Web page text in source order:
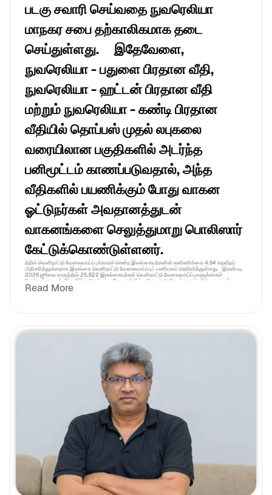
படகு சவாரி செய்வதை நுவரெலியா
மாநகர சபை தற்காலிகமாக தடை
செய்துள்ளது.     இதேவேளை,
நுவரெலியா - பதுளை பிரதான வீதி,
நுவரெலியா - ஹட்டன் பிரதான வீதி
மற்றும் நுவரெலியா - கண்டி பிரதான
வீதியில் தொப்பஸ் முதல் லபுகலை
வரையிலான பகுதிகளில் அடர்ந்த
பனிமூட்டம் காணப்படுவதால், அந்த
வீதிகளில் பயணிக்கும் போது வாகன
ஓட்டுநர்கள் அவதானத்துடன்
வாகனங்களை செலுத்துமாறு பொலிஸார்
கேட்டுக்கொண்டுள்ளனர்.
த்தில் வெளிநாட்டு வேலைவாய்ப்புக்காகச் சென்ற இலங்கையர்களின் எண்ணிக்கை 4.84 சதவீதம்
அதிகரித்துள்ளதாக இலங்கை வெளிநாட்டு வேலைவாய்ப்புப் பணியகம் தெரிவித்துள்ளது.   இதன்படி,
2026 ஜூலை மாதத்தில் 25,622 இலங்கையர்கள் வெளிநாட்டு வேலைவாய்ப்புகளுக்காகச்
சென்றுள்ளதுடன், இது இந்த ஆண்டில் ஒரே மாதத்தில் பதிவான அதிகபட்ச எண்ணிக்கையாகக்
கருதப்படுகிறது. ஜூன் மாதத்தில் 24,440 பேர் வெளிநாட்டு வேலைவாய்ப்புகளுக்காகச்
சென்றிருந்தனர்.   இஸ்ரேல், தென் கொரியா மற்றும் ஜப்பான் ஆகிய நாடுகளுடன் அரசாங்கம் எட்டியுள்ள
இலங்கை வெளிநாட்டு வேலைவாய்ப்புப் பணியகத்தில் வைத்து விமான பயணச்சீட்டுகள் வழங்கி
புலம்பெயர் தொழிலாளர்களால் 4.6 பில்லியன் அமெரிக்க டொலர் வெளிநாட்டு வருவாய் நாட்டிற்கு
அனுப்பி வைக்கப்பட்டுள்ளதாகவும் தெரிவிக்கப்படுகிறது.
Read More